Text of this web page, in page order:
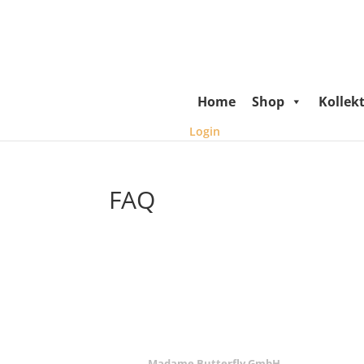
Home Shop
Login
FAQ